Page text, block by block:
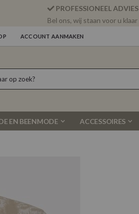
PROFESSIONEEL ADVIES
Bel ons, wij staan voor u klaar
ACCOUNT AANMAKEN
EN BEENMODE ACCESSOIRES